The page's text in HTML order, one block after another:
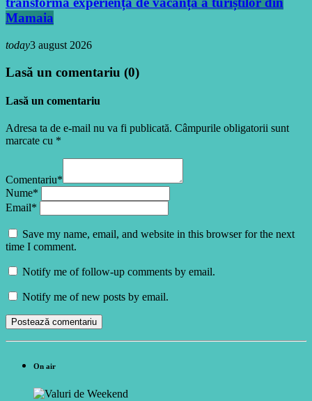
Mamaia
today3 august 2026
Lasă un comentariu (0)
Lasă un comentariu
Adresa ta de e-mail nu va fi publicată. Câmpurile obligatorii sunt
marcate cu *
Comentariu*
Nume*
Email*
Save my name, email, and website in this browser for the next
time I comment.
Notify me of follow-up comments by email.
Notify me of new posts by email.
On air